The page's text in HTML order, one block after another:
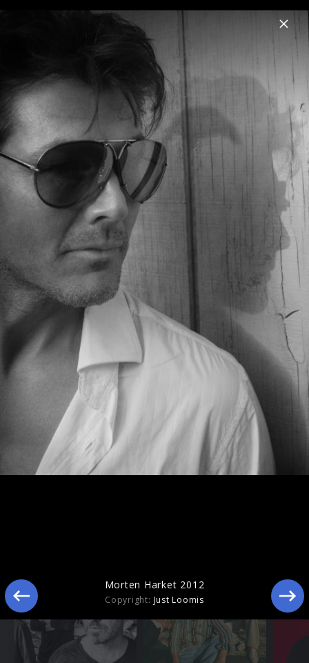
Menu
Morten Harket
Home Musik Videos Fotos Biografie
Morten Harket 2012
Morten Harket 2012
Copyright: Just Loomis